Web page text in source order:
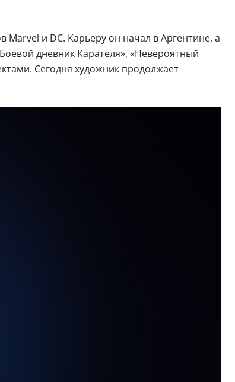
и DC. Карьеру он начал в Аргентине, а
дневник Карателя», «Невероятный
Сегодня художник продолжает